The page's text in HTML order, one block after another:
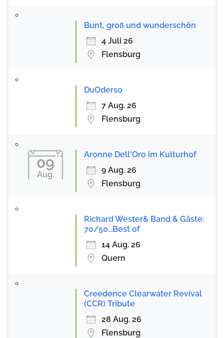
Bunt, groß und wunderschön
4 Juli 26
Flensburg
DuOderso
7 Aug. 26
Flensburg
09
Aug.
Aronne Dell'Oro im Kulturhof
9 Aug. 26
Flensburg
Richard Wester& Band & Gäste:
70/50...Best of
14 Aug. 26
Quern
Creedence Clearwater Revival
(CCR) Tribute
28 Aug. 26
Flensburg